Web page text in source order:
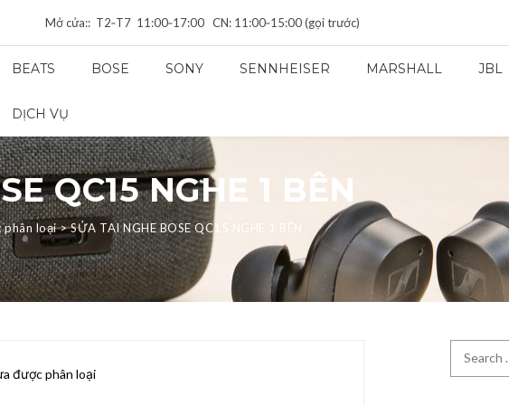
Mở cửa:: T2‑T7 11:00‑17:00 CN: 11:00‑15:00 (gọi trước)
BEATS BOSE SONY SENNHEISER MARSHALL JBL
DỊCH VỤ
QC15 NGHE 1 BÊN
phân loại>SỬA TAI NGHE BOSE QC15 NGHE 1 BÊN
được phân loại
Search for: